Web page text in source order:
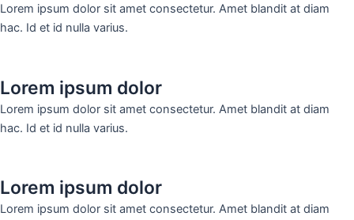
Lorem ipsum dolor sit amet consectetur. Amet blandit at diam
hac. Id et id nulla varius.
Lorem ipsum dolor
Lorem ipsum dolor sit amet consectetur. Amet blandit at diam
hac. Id et id nulla varius.
Lorem ipsum dolor
Lorem ipsum dolor sit amet consectetur. Amet blandit at diam